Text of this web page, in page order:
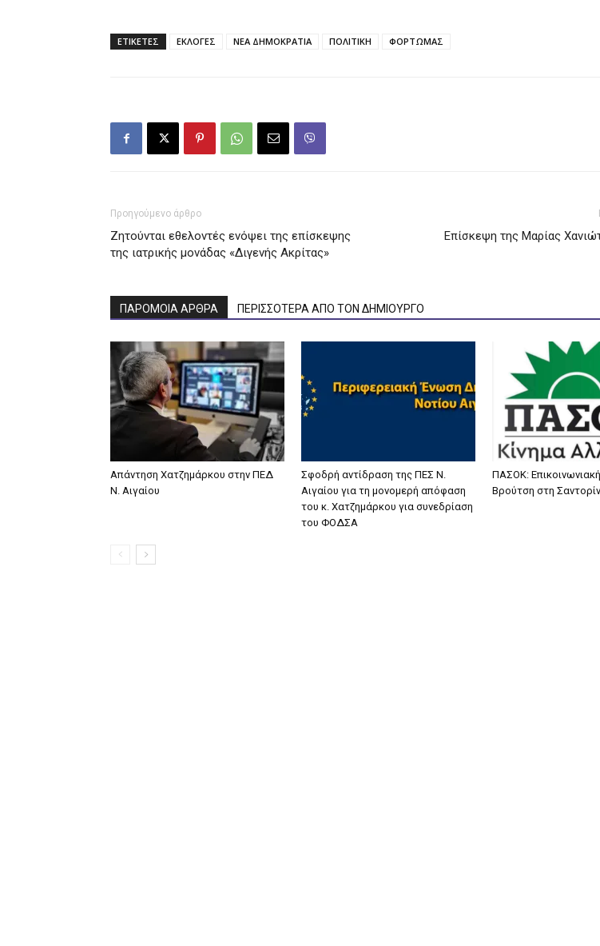
ΕΤΙΚΕΤΕΣ ΕΚΛΟΓΕΣ ΝΕΑ ΔΗΜΟΚΡΑΤΙΑ ΠΟΛΙΤΙΚΗ ΦΟΡΤΩΜΑΣ
Προηγούμενο άρθρο
Ζητούνται εθελοντές ενόψει της επίσκεψης
της ιατρικής μονάδας «Διγενής Ακρίτας»
Επίσκεψη της Μαρίας
ΠΑΡΟΜΟΙΑ ΑΡΘΡΑ ΠΕΡΙΣΣΟΤΕΡΑ ΑΠΟ ΤΟΝ ΔΗΜΙΟΥΡΓΟ
Απάντηση Χατζημάρκου στην ΠΕΔ
Ν. Αιγαίου
Σφοδρή αντίδραση της ΠΕΣ Ν.
Αιγαίου για τη μονομερή απόφαση
του κ. Χατζημάρκου για συνεδρίαση
του ΦΟΔΣΑ
ΠΑΣΟΚ:
Βρούτση στη